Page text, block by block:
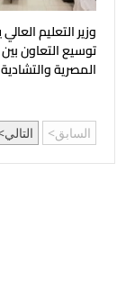
وزير التعليم
توسيع التعاون
المصرية والتشادية
السابق التالي